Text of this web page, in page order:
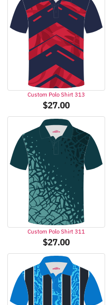
Custom Polo Shirt 313
$27.00
Custom Polo Shirt 311
$27.00